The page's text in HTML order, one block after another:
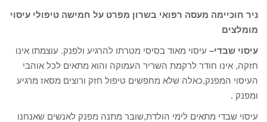
ניר חוכיימה מעסה רפואי בשרון מפרט על חמישה טיפולי עיסוי
מומלצים
עיסוי שבדי– עיסוי מאוד בסיסי מטרתו להרגיע ולפנק. עוצמתו אינו
חזקה, אינו חודר לרקמת השריר העמוקה והוא מתאים לכל אוהבי
העיסוי המפנק,כאלה שלא מחפשים טיפול חזק ורוצים מסאז מרגיע
ומפנק .
עיסוי שבדי מתאים לימי הולדת,שובר מתנה מפנק לאנשים שאנחנו